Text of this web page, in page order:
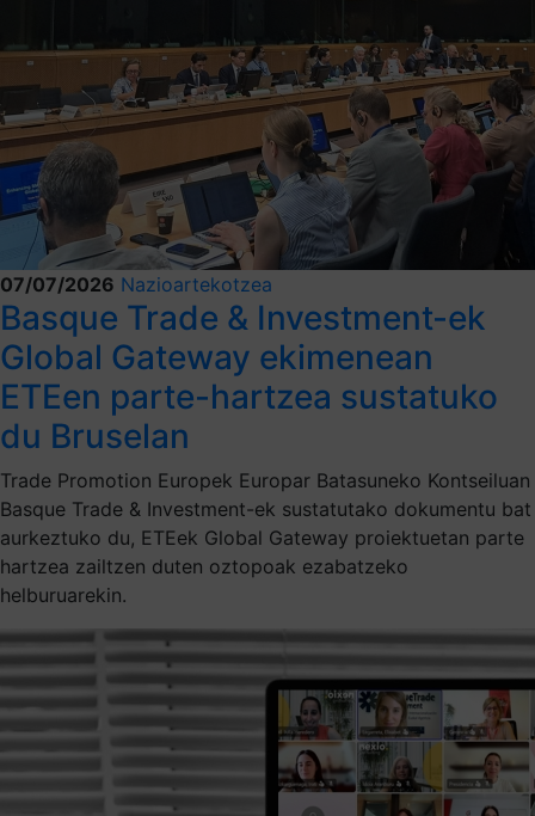
07/07/2026 Nazioartekotzea
Basque Trade & Investment-ek
Global Gateway ekimenean
ETEen parte-hartzea sustatuko
du Bruselan
Trade Promotion Europek Europar Batasuneko Kontseiluan
Basque Trade & Investment-ek sustatutako dokumentu bat
aurkeztuko du, ETEek Global Gateway proiektuetan parte
hartzea zailtzen duten oztopoak ezabatzeko
helburuarekin.